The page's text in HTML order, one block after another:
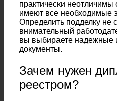
практически
имеют все необходимые
Определить подделку не
внимательный
вы выбираете надежные
документы.
Зачем нужен
реестром?